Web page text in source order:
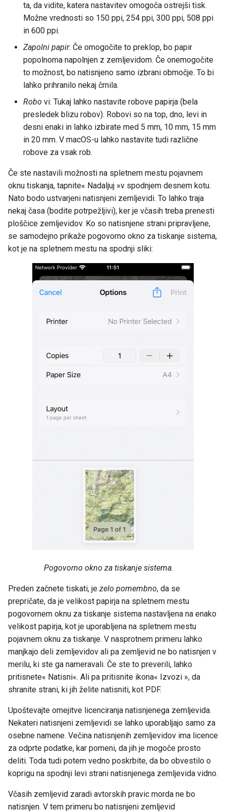
ta, da vidite, katera nastavitev omogoča ostrejši tisk.
Možne vrednosti so 150 ppi, 254 ppi, 300 ppi, 508 ppi
in 600 ppi.
Zapolni papir: Če omogočite to preklop, bo papir
popolnoma napolnjen z zemljevidom. Če onemogočite
to možnost, bo natisnjeno samo izbrani območje. To bi
lahko prihranilo nekaj črnila.
Robo vi: Tukaj lahko nastavite robove papirja (bela
presledek blizu robov). Robovi so na top, dno, levi in
desni enaki in lahko izbirate med 5 mm, 10 mm, 15 mm
in 20 mm. V macOS-u lahko nastavite tudi različne
robove za vsak rob.
Če ste nastavili možnosti na spletnem mestu pojavnem
oknu tiskanja, tapnite« Nadaljuj »v spodnjem desnem kotu.
Nato bodo ustvarjeni natisnjeni zemljevidi. To lahko traja
nekaj časa (bodite potrpežljivi), ker je včasih treba prenesti
ploščice zemljevidov. Ko so natisnjene strani pripravljene,
se samodejno prikaže pogovorno okno za tiskanje sistema,
kot je na spletnem mestu na spodnji sliki:
Pogovorno okno za tiskanje sistema.
Preden začnete tiskati, je zelo pomembno, da se
prepričate, da je velikost papirja na spletnem mestu
pogovornem oknu za tiskanje sistema nastavljena na enako
velikost papirja, kot je uporabljena na spletnem mestu
pojavnem oknu za tiskanje. V nasprotnem primeru lahko
manjkajo deli zemljevidov ali pa zemljevid ne bo natisnjen v
merilu, ki ste ga nameravali. Če ste to preverili, lahko
pritisnete« Natisni«. Ali pa pritisnite ikona« Izvozi », da
shranite strani, ki jih želite natisniti, kot PDF.
Upoštevajte omejitve licenciranja natisnjenega zemljevida.
Nekateri natisnjeni zemljevidi se lahko uporabljajo samo za
osebne namene. Večina natisnjenih zemljevidov ima licence
za odprte podatke, kar pomeni, da jih je mogoče prosto
deliti. Toda tudi potem vedno poskrbite, da bo obvestilo o
koprigu na spodnji levi strani natisnjenega zemljevida vidno.
Včasih zemljevid zaradi avtorskih pravic morda ne bo
natisnjen. V tem primeru bo natisnjeni zemljevid